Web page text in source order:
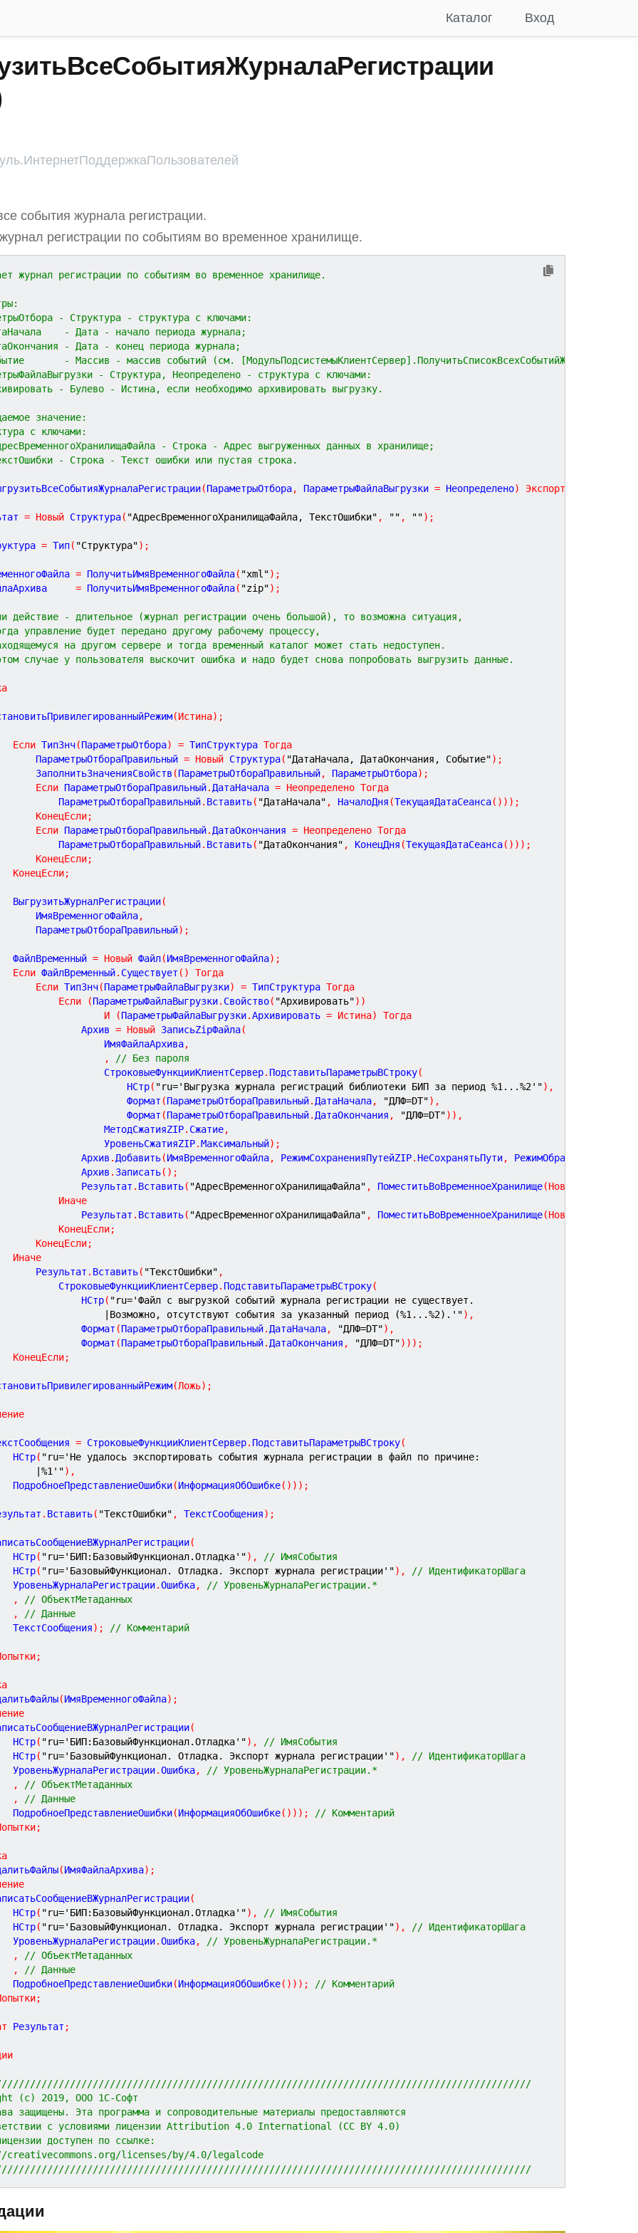
Вход
Каталог
события журнала регистрации.
регистрации по событиям во временное хранилище.
журнал регистрации по событиям во временное хранилище.
- Структура - структура с ключами:
- Дата - начало периода журнала;
- Дата - конец периода журнала;
- Массив - массив событий (см.
- Структура, Неопределено - структура с ключами:
- Булево - Истина, если необходимо архивировать выгрузку.
значение:
с ключами:
- Строка - Адрес выгруженных данных в хранилище;
- Строка - Текст ошибки или пустая строка.
(ПараметрыОтбора, ПараметрыФайлаВыгрузки = Неопределено) Экспорт
= Новый Структура( "АдресВременногоХранилищаФайла, ТекстОшибки" , "" , "") ;
= Тип( "Структура") ;
= ПолучитьИмяВременногоФайла( "xml") ;
= ПолучитьИмяВременногоФайла( "zip") ;
действие - длительное (журнал регистрации очень большой), то возможна ситуация,
управление будет передано другому рабочему процессу,
на другом сервере и тогда временный каталог может стать недоступен.
случае у пользователя выскочит ошибка и надо будет снова попробовать выгрузить данные.
(Истина) ;
Если ТипЗнч(ПараметрыОтбора) = ТипСтруктура Тогда
				ПараметрыОтбораПравильный
= Новый Структура( "ДатаНачала, ДатаОкончания, Событие") ;
				ЗаполнитьЗначенияСвойств
(ПараметрыОтбораПравильный, ПараметрыОтбора) ;
Если ПараметрыОтбораПравильный. ДатаНачала = Неопределено Тогда
					ПараметрыОтбораПравильный
. Вставить( "ДатаНачала" , НачалоДня (ТекущаяДатаСеанса( ) ) ) ;
КонецЕсли;
Если ПараметрыОтбораПравильный. ДатаОкончания = Неопределено Тогда
					ПараметрыОтбораПравильный
. Вставить( "ДатаОкончания" , КонецДня (ТекущаяДатаСеанса( ) ) ) ;
КонецЕсли;
КонецЕсли;
			ВыгрузитьЖурналРегистрации
(
				ИмяВременногоФайла
,
				ПараметрыОтбораПравильный
) ;
			ФайлВременный
= Новый Файл(ИмяВременногоФайла) ;
Если ФайлВременный. Существует ( )
Тогда
Если ТипЗнч(ПараметрыФайлаВыгрузки) = ТипСтруктура Тогда
Если
(ПараметрыФайлаВыгрузки. Свойство( "Архивировать") )
И
(ПараметрыФайлаВыгрузки.Архивировать = Истина)
Тогда
						Архив
= Новый ЗаписьZipФайла(
							ИмяФайлаАрхива
,
,
// Без пароля
							СтроковыеФункцииКлиентСервер
. ПодставитьПараметрыВСтроку(
								НСтр
( "ru='Выгрузка журнала регистраций библиотеки БИП за период %1...%2'") ,
								Формат
(ПараметрыОтбораПравильный. ДатаНачала, "ДЛФ=DT") ,
								Формат
(ПараметрыОтбораПравильный. ДатаОкончания , "ДЛФ=DT") ) ,
							МетодСжатияZIP
. Сжатие,
							УровеньСжатияZIP
.Максимальный) ;
						Архив
. Добавить(ИмяВременногоФайла, РежимСохраненияПутейZIP. НеСохранятьПути,
						Архив
. Записать( ) ;
						Результат
. Вставить( "АдресВременногоХранилищаФайла" , ПоместитьВоВременноеХранилище(Новый
Иначе
						Результат
. Вставить( "АдресВременногоХранилищаФайла" , ПоместитьВоВременноеХранилище(Новый
КонецЕсли;
КонецЕсли;
Иначе
				Результат
. Вставить( "ТекстОшибки" ,
					СтроковыеФункцииКлиентСервер
. ПодставитьПараметрыВСтроку(
						НСтр
( "ru='Файл с выгрузкой событий журнала регистрации не существует.
|Возможно, отсутствуют события за указанный период (%1...%2).'") ,
						Формат
(ПараметрыОтбораПравильный. ДатаНачала, "ДЛФ=DT") ,
						Формат
(ПараметрыОтбораПравильный. ДатаОкончания , "ДЛФ=DT") ) ) ;
КонецЕсли;
(Ложь) ;
= СтроковыеФункцииКлиентСервер. ПодставитьПараметрыВСтроку(
			НСтр
( "ru='Не удалось экспортировать события журнала регистрации в файл по причине:
|%1'") ,
			ПодробноеПредставлениеОшибки
(ИнформацияОбОшибке( ) ) ) ;
. Вставить( "ТекстОшибки" , ТекстСообщения) ;
(
			НСтр
( "ru='БИП:БазовыйФункционал.Отладка'") ,
// ИмяСобытия
			НСтр
( "ru='БазовыйФункционал. Отладка. Экспорт журнала регистрации'") ,
// ИдентификаторШага
			УровеньЖурналаРегистрации
.Ошибка,
// УровеньЖурналаРегистрации.*
,
// ОбъектМетаданных
,
// Данные
			ТекстСообщения
) ; // Комментарий
;
(ИмяВременногоФайла) ;
(
			НСтр
( "ru='БИП:БазовыйФункционал.Отладка'") ,
// ИмяСобытия
			НСтр
( "ru='БазовыйФункционал. Отладка. Экспорт журнала регистрации'") ,
// ИдентификаторШага
			УровеньЖурналаРегистрации
.Ошибка,
// УровеньЖурналаРегистрации.*
,
// ОбъектМетаданных
,
// Данные
			ПодробноеПредставлениеОшибки
(ИнформацияОбОшибке( ) ) ) ;
// Комментарий
;
(ИмяФайлаАрхива) ;
(
			НСтр
( "ru='БИП:БазовыйФункционал.Отладка'") ,
// ИмяСобытия
			НСтр
( "ru='БазовыйФункционал. Отладка. Экспорт журнала регистрации'") ,
// ИдентификаторШага
			УровеньЖурналаРегистрации
.Ошибка,
// УровеньЖурналаРегистрации.*
,
// ОбъектМетаданных
,
// Данные
			ПодробноеПредставлениеОшибки
(ИнформацияОбОшибке( ) ) ) ;
// Комментарий
;
Результат ;
(c) 2019, ООО 1С-Софт
защищены. Эта программа и сопроводительные материалы предоставляются
с условиями лицензии Attribution 4.0 International (CC BY 4.0)
доступен по ссылке:
licenses/by/4.0/legalcode